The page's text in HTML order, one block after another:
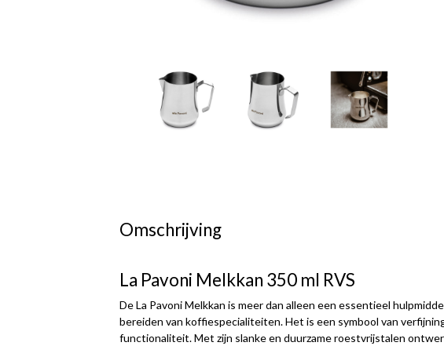
Omschrijving
La Pavoni Melkkan 350 ml RVS
De La Pavoni Melkkan is meer dan alleen een essentieel
bereiden van koffiespecialiteiten. Het is een symbool van
functionaliteit. Met zijn slanke en duurzame roestvrijstalen